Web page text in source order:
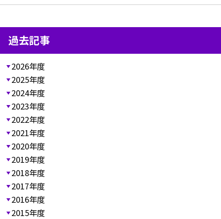
過去記事
2026年度
2025年度
2024年度
2023年度
2022年度
2021年度
2020年度
2019年度
2018年度
2017年度
2016年度
2015年度